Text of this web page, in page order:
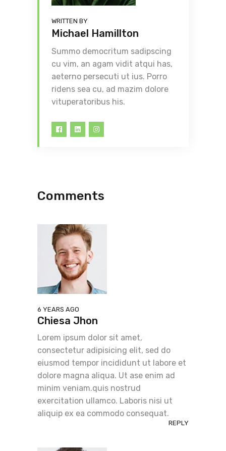
WRITTEN BY
Michael Hamillton
Summo democritum sadipscing
cu vim, an agam vidit atqui has,
aeterno persecuti ut ius. Porro
ridens sea cu, ad mazim dolore
vituperatoribus his.
Comments
6 YEARS AGO
Chiesa Jhon
Lorem ipsum dolor sit amet,
consectetur adipisicing elit, sed do
eiusmod tempor incididunt ut labore et
dolore magna aliqua. Ut ase enim ad
minim veniam.quis nostrud
exercitation ullamco. Laboris nisi ut
aliquip ex ea commodo consequat.
REPLY